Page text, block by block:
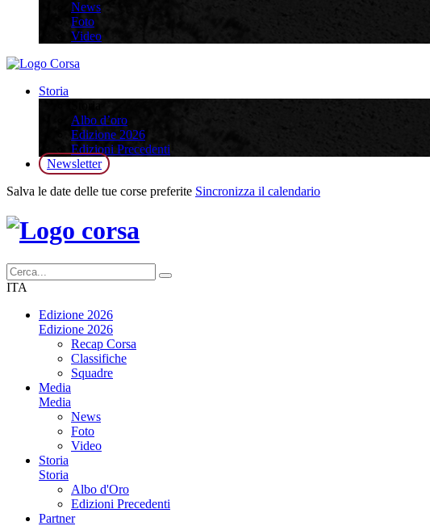
News
Foto
Video
Storia
Albo d’oro
Edizione 2026
Edizioni Precedenti
Newsletter
Salva le date delle tue corse preferite Sincronizza il calendario
ITA
Edizione 2026
Edizione 2026
Recap Corsa
Classifiche
Squadre
Media
Media
News
Foto
Video
Storia
Storia
Albo d'Oro
Edizioni Precedenti
Partner